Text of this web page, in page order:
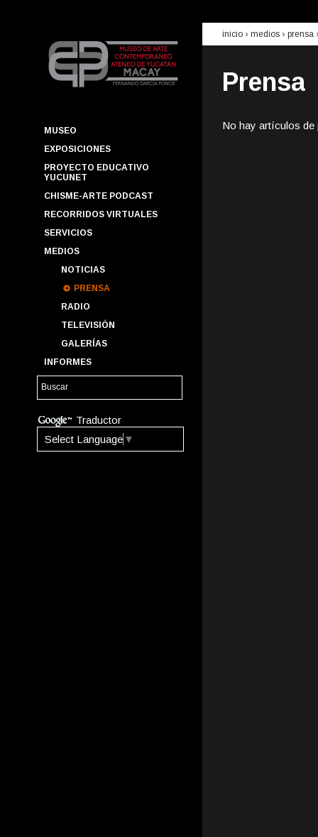
MUSEO
EXPOSICIONES
PROYECTO EDUCATIVO
YUCUNET
CHISME-ARTE PODCAST
RECORRIDOS VIRTUALES
SERVICIOS
MEDIOS
NOTICIAS
PRENSA
RADIO
TELEVISIÓN
GALERÍAS
INFORMES
Traductor
Select Language ▼
inicio › medios › prensa
Prensa
No hay artículos de